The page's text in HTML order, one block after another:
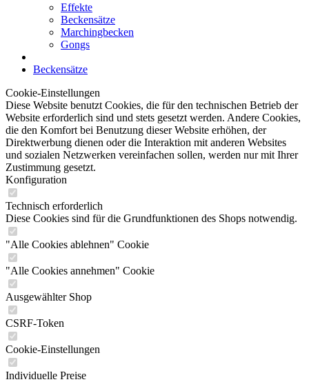
Effekte
Beckensätze
Marchingbecken
Gongs
Beckensätze
Cookie-Einstellungen
Diese Website benutzt Cookies, die für den technischen Betrieb der
Website erforderlich sind und stets gesetzt werden. Andere Cookies,
die den Komfort bei Benutzung dieser Website erhöhen, der
Direktwerbung dienen oder die Interaktion mit anderen Websites
und sozialen Netzwerken vereinfachen sollen, werden nur mit Ihrer
Zustimmung gesetzt.
Konfiguration
Technisch erforderlich
Diese Cookies sind für die Grundfunktionen des Shops notwendig.
"Alle Cookies ablehnen" Cookie
"Alle Cookies annehmen" Cookie
Ausgewählter Shop
CSRF-Token
Cookie-Einstellungen
Individuelle Preise